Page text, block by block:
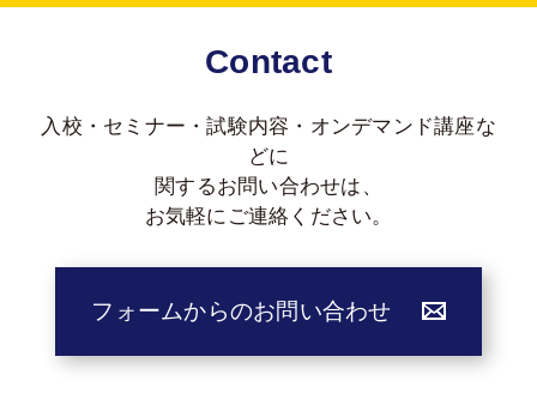
Contact
入校・セミナー・試験内容・オンデマンド講座な
どに
関するお問い合わせは、
お気軽にご連絡ください。
フォームからのお問い合わせ